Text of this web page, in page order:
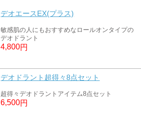
デオエースEX(プラス)
敏感肌の人にもおすすめなロールオンタイプの
デオドラント
4,800円
デオドラント超得々8点セット
超得々デオドラントアイテム8点セット
6,500円